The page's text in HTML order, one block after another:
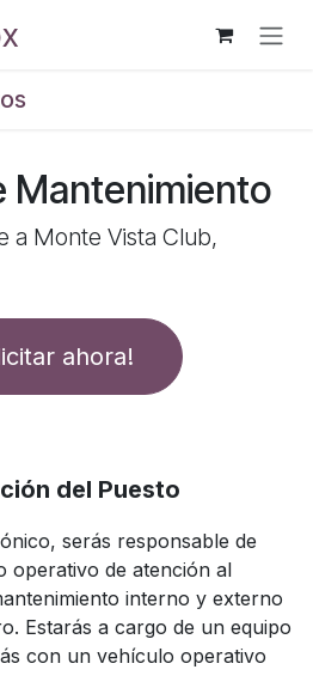
Mantenimiento
a Monte Vista Club,
ahora!
del Puesto
serás responsable de
operativo de atención al
interno y externo
Estarás a cargo de un equipo
con un vehículo operativo